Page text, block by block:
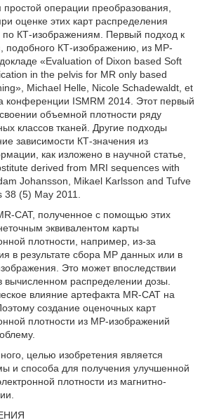
операции преобразования,
оценке этих карт распределения
по КТ-изображениям. Первый подход к
подобного КТ-изображению, из МР-
«Evaluation of Dixon based Soft
in the pelvis for MR only based
Michael Helle, Nicole Schadewaldt, et
конференции ISMRM 2014. Этот первый
объемной плотности ряду
классов тканей. Другие подходы
зависимости КТ-значения из
как изложено в научной статье,
derived from MRI sequences with
Johansson, Mikael Karlsson and Tufve
(5) May 2011.
CAT, полученное с помощью этих
эквивалентом карты
плотности, например, из-за
в результате сбора МР данных или в
Это может впоследствии
вычисленном распределении дозы.
влияние артефакта MR-CAT на
создание оценочных карт
плотности из МР-изображений
целью изобретения является
и способа для получения улучшенной
плотности из магнитно-